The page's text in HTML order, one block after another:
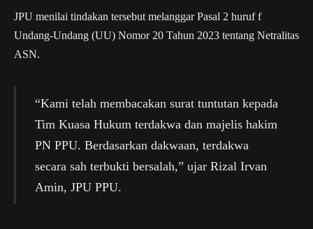
JPU menilai tindakan tersebut melanggar Pasal 2 huruf f
Undang-Undang (UU) Nomor 20 Tahun 2023 tentang Netralitas
ASN.
“Kami telah membacakan surat tuntutan kepada
Tim Kuasa Hukum terdakwa dan majelis hakim
PN PPU. Berdasarkan dakwaan, terdakwa
secara sah terbukti bersalah,” ujar Rizal Irvan
Amin, JPU PPU.